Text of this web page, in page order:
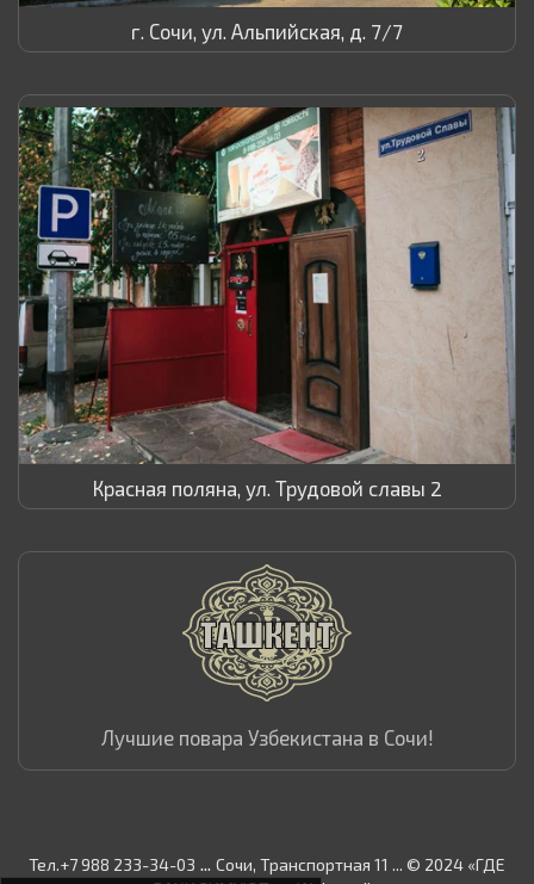
г. Сочи, ул. Альпийская, д. 7/7
Красная поляна, ул. Трудовой славы 2
Лучшие повара Узбекистана в Сочи!
Тел.+7 988 233-34-03 ... Сочи, Транспортная 11 ... © 2024 «ГДЕ